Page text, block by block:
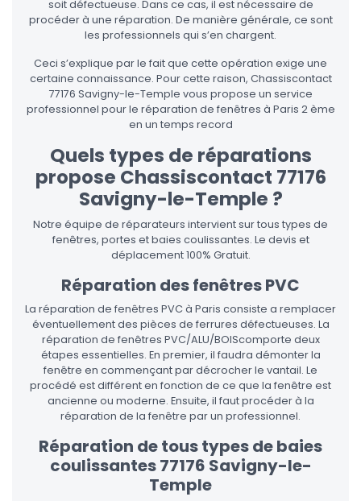
soit défectueuse. Dans ce cas, il est nécessaire de
procéder à une réparation. De manière générale, ce sont
les professionnels qui s’en chargent.
Ceci s’explique par le fait que cette opération exige une
certaine connaissance. Pour cette raison, Chassiscontact
77176 Savigny-le-Temple vous propose un service
professionnel pour le réparation de fenêtres à Paris 2 ème
en un temps record
Quels types de réparations
propose Chassiscontact 77176
Savigny-le-Temple ?
Notre équipe de réparateurs intervient sur tous types de
fenêtres, portes et baies coulissantes. Le devis et
déplacement 100% Gratuit.
Réparation des fenêtres PVC
La réparation de fenêtres PVC à Paris consiste a remplacer
éventuellement des pièces de ferrures défectueuses. La
réparation de fenêtres PVC/ALU/BOIScomporte deux
étapes essentielles. En premier, il faudra démonter la
fenêtre en commençant par décrocher le vantail. Le
procédé est différent en fonction de ce que la fenêtre est
ancienne ou moderne. Ensuite, il faut procéder à la
réparation de la fenêtre par un professionnel.
Réparation de tous types de baies
coulissantes 77176 Savigny-le-
Temple